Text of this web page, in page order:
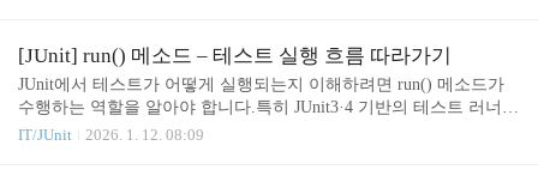
이 사실상 TestResult의 확장된 형태입니다.이 글에서는 TestResult가
어떤 일을 하는지, 어떻게 활용되는지, 실전 예제 중심으로 쉽게 정
리합니다. 1. TestResult란 무엇인가?TestResult는 테스트 실행 결과를
tResult에 하나씩 기록합니다.TestResul..
[JUnit] run() 메소드 – 테스트 실행 흐름 따라가기
JUnit에서 테스트가 어떻게 실행되는지 이해하려면 run() 메소드가
수행하는 역할을 알아야 합니다.특히 JUnit3·4 기반의 테스트 러너
구조에서는 run() 메소드가 테스트 실행의 중심이었으며,JUnit5에서
IT/JUnit 2026. 1. 12. 08:09